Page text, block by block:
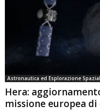
Astronautica ed Esplorazione
Hera:
missione europea